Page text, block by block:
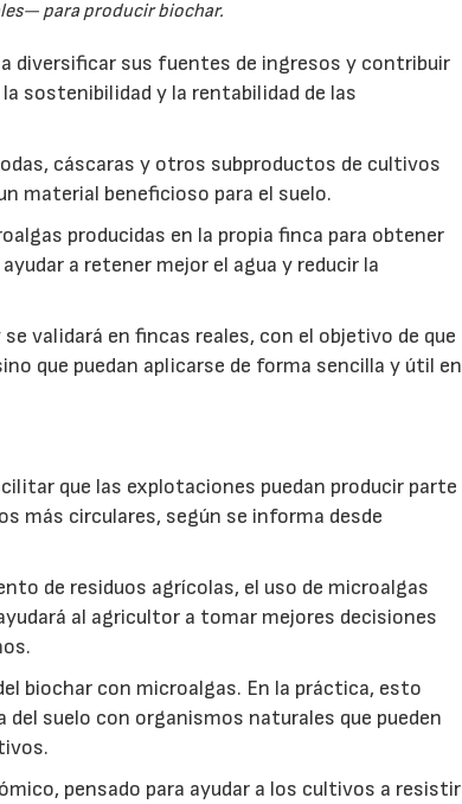
para producir biochar.
diversificar sus fuentes de ingresos y contribuir
sostenibilidad y la rentabilidad de las
cáscaras y otros subproductos de cultivos
material beneficioso para el suelo.
producidas en la propia finca para obtener
a retener mejor el agua y reducir la
validará en fincas reales, con el objetivo de que
que puedan aplicarse de forma sencilla y útil en
que las explotaciones puedan producir parte
más circulares, según se informa desde
de residuos agrícolas, el uso de microalgas
al agricultor a tomar mejores decisiones
biochar con microalgas. En la práctica, esto
suelo con organismos naturales que pueden
pensado para ayudar a los cultivos a resistir